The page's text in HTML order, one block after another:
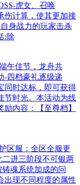
虎女、召唤
伤计算，使其更加接
身战力的玩家击杀
:除
午佳节，龙舟共
-四档豪礼逐级递
同时达标，即可获得
节时光。本活动为线
内容：【至尊档】
区服：全区全服更
进三阶段不可银两
魂系统加成的问
出现不同程度的属性